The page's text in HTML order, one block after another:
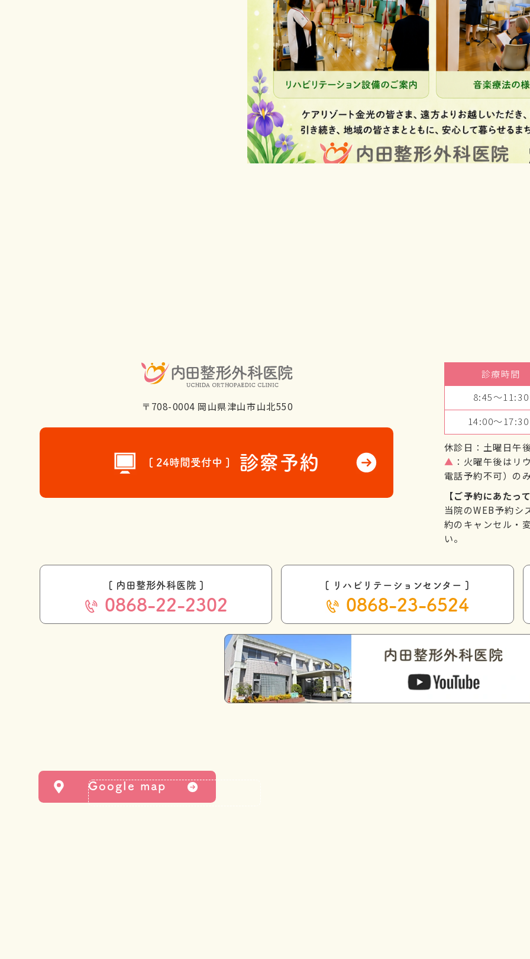
〒708-0004 岡山県津山市山北550
[ 24時間受付中 ] 診察予約
診療時間
8:45～11:30
14:00～17:30
休診日：土曜日午
▲ ：火曜午後はリ
電話予約不可）の
【ご予約にあたっ
当院のWEB予約シ
約のキャンセル・
い。
[ 内田整形外科医院 ]
0868-22-2302
[ リハビリテーションセンター ]
0868-23-6524
Google map